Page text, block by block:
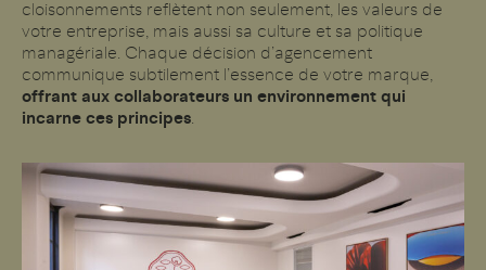
cloisonnements reflètent non seulement, les valeurs de
votre entreprise, mais aussi sa culture et sa politique
managériale. Chaque décision d’agencement
communique subtilement l’essence de votre marque,
offrant aux collaborateurs un environnement qui
incarne ces principes.